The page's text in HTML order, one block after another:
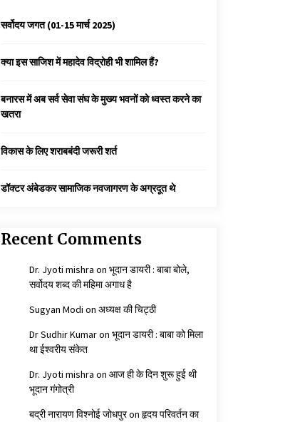
कैसे बचायें बच्चों का मन?
सर्वोदय जगत (01-15 मार्च 2025)
क्या इस साजिश में महादेव विद्रोही भी शामिल हैं?
बनारस में अब सर्व सेवा संघ के मुख्य भवनों को ध्वस्त करने का
खतरा
विकास के लिए शराबबंदी जरूरी शर्त
डॉक्टर अंबेडकर सामाजिक नवजागरण के अग्रदूत थे
Recent Comments
Dr. Jyoti mishra on भूदान डायरी : बाबा बोले,
सर्वोदय शब्द की महिमा अगाध है
Sugyan Modi on अध्यक्ष की चिट्ठी
Dr Sudhir Kumaron भूदान डायरी : बाबा को मिला
था ईश्वरीय संकेत
Dr. Jyoti mishra on आज ही के दिन शुरू हुई थी
भूदान गंगोत्री
बद्री नारायण विश्नोई जोधपुरon हृदय परिवर्तन का